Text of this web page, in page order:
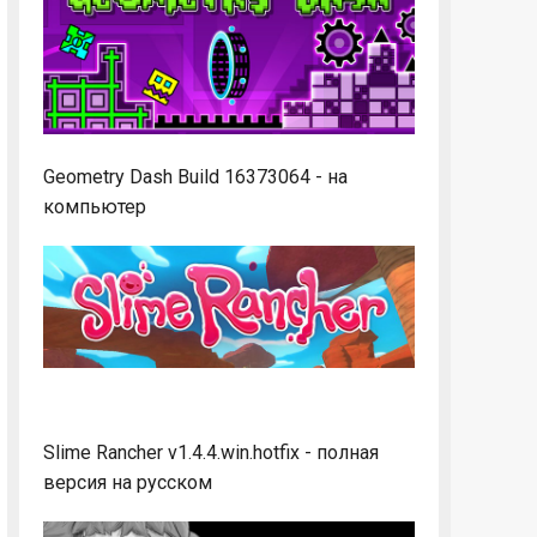
Geometry Dash Build 16373064 - на
компьютер
Slime Rancher v1.4.4.win.hotfix - полная
версия на русском